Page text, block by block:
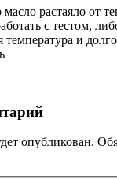
растаяло от
с тестом,
температура и
опубликован.